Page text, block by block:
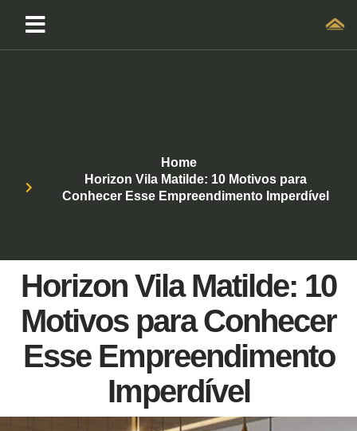
Home
Horizon Vila Matilde: 10 Motivos para
Conhecer Esse Empreendimento Imperdível
Horizon Vila Matilde: 10
Motivos para Conhecer
Esse Empreendimento
Imperdível